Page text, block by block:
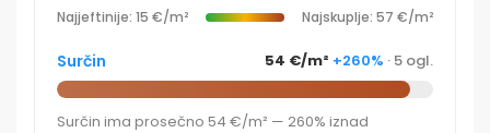
Najjeftinije: 15 €/m² Najskuplje: 57 €/m²
Surčin 54 €/m² +260% · 5 ogl.
Surčin ima prosečno 54 €/m² — 260% iznad